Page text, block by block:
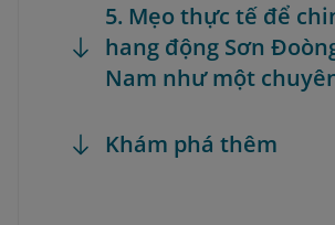
5. Mẹo thực tế để
hang động Sơn
Nam như một
Khám phá thêm